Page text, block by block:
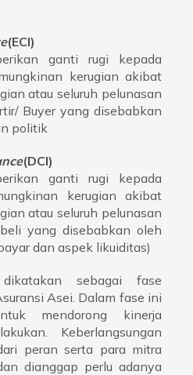
(ECI)
ganti rugi kepada
kerugian akibat
atau seluruh pelunasan
Buyer yang disebabkan
politik
(DCI)
ganti rugi kepada
kerugian akibat
atau seluruh pelunasan
yang disebabkan oleh
dan aspek likuiditas)
sebagai fase
Asei. Dalam fase ini
mendorong kinerja
Keberlangsungan
peran serta para mitra
dianggap perlu adanya